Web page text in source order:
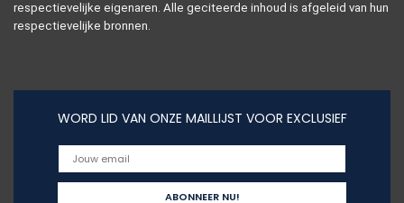
respectievelijke eigenaren. Alle geciteerde inhoud is afgeleid van hun
respectievelijke bronnen.
WORD LID VAN ONZE MAILLIJST VOOR EXCLUSIEF